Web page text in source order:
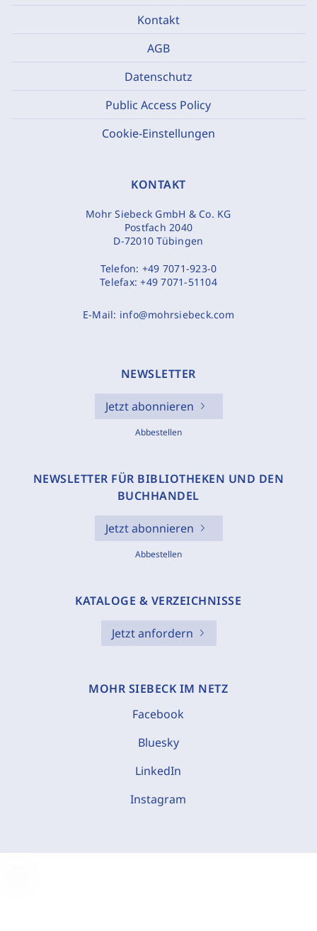
Kontakt
AGB
Datenschutz
Public Access Policy
Cookie-Einstellungen
KONTAKT
Mohr Siebeck GmbH & Co. KG
Postfach 2040
D-72010 Tübingen
Telefon: +49 7071-923-0
Telefax:+49 7071-51104
E-Mail: info@mohrsiebeck.com
NEWSLETTER
Jetzt abonnieren
Abbestellen
NEWSLETTER FÜR BIBLIOTHEKEN UND DEN
BUCHHANDEL
Jetzt abonnieren
Abbestellen
KATALOGE & VERZEICHNISSE
Jetzt anfordern
MOHR SIEBECK IM NETZ
Facebook
Bluesky
LinkedIn
Instagram